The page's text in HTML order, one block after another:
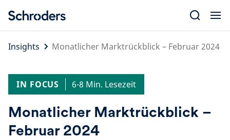
content
Insights
Monatlicher Marktrückblick – Februar 2024
IN FOCUS 6-8 Min. Lesezeit
Monatlicher Marktrückblick –
Februar 2024